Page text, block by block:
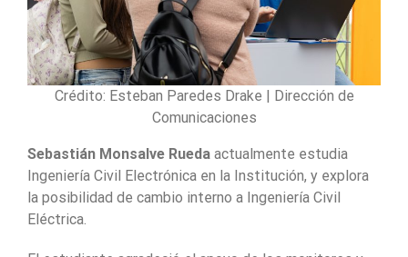
Crédito: Esteban Paredes Drake | Dirección de
Comunicaciones
Sebastián Monsalve Rueda actualmente estudia
Ingeniería Civil Electrónica en la Institución, y explora
la posibilidad de cambio interno a Ingeniería Civil
Eléctrica.